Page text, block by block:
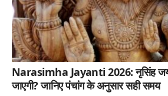
Narasimha Jayanti 2026: नृसिंह
जाएगी? जानिए पंचांग के अनुसार सही समय